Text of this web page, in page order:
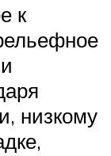
к
низкому